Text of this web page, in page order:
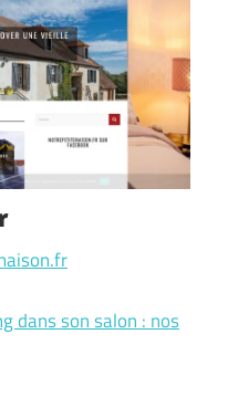
dans son salon : nos